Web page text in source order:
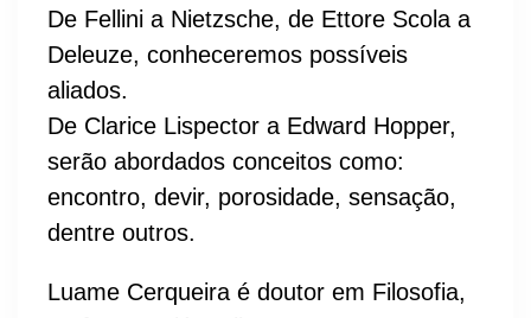
De Fellini a Nietzsche, de Ettore Scola a
Deleuze, conheceremos possíveis
aliados.
De Clarice Lispector a Edward Hopper,
serão abordados conceitos como:
encontro, devir, porosidade, sensação,
dentre outros.
Luame Cerqueira é doutor em Filosofia,